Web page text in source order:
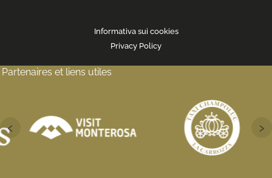
Informativa sui cookies
Privacy Policy
Partenaires et liens utiles
‹ ›